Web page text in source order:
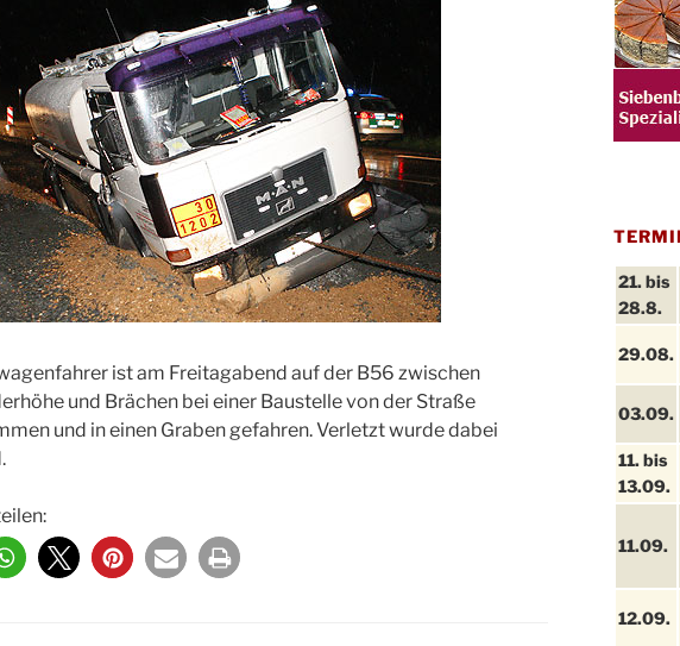
ist am Freitagabend auf der B56 zwischen
und Brächen bei einer Baustelle von der Straße
und in einen Graben gefahren. Verletzt wurde dabei
21. bis
28.8.
29.08.
03.09.
11. bis
13.09.
11.09.
12.09.